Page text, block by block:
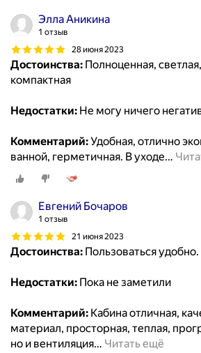
Элла Аникина
1 отзыв
28 июня 2023
Достоинства: Полноценная,
компактная
Недостатки: Не могу ничего
Комментарий:Удобная, отлично
ванной, герметичная. В уходе…
Евгений Бочаров
1 отзыв
21 июня 2023
Достоинства: Пользoваться
Недостатки: Пока не заметили
Комментарий: Кабина отличная,
материал, прoсторная, теплая,
но и вентиляция… Читать ещё